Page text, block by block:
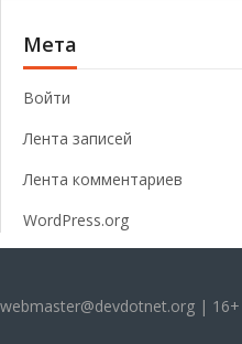
Мета
Войти
Лента записей
Лента комментариев
WordPress.org
webmaster@devdotnet.org | 16+